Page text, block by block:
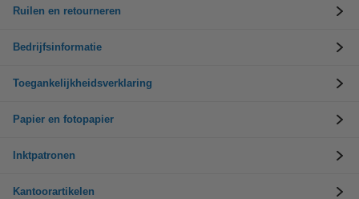
Ruilen en retourneren
Bedrijfsinformatie
Toegankelijkheidsverklaring
Papier en fotopapier
Inktpatronen
Kantoorartikelen